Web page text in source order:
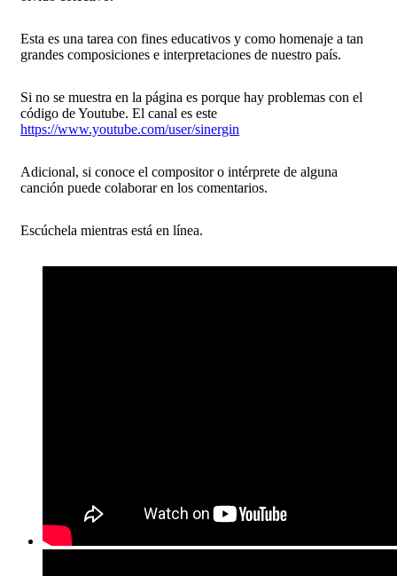
Esta es una tarea con fines educativos y como homenaje a tan
grandes composiciones e interpretaciones de nuestro país.
Si no se muestra en la página es porque hay problemas con el
código de Youtube. El canal es este
https://www.youtube.com/user/sinergin
Adicional, si conoce el compositor o intérprete de alguna
canción puede colaborar en los comentarios.
Escúchela mientras está en línea.